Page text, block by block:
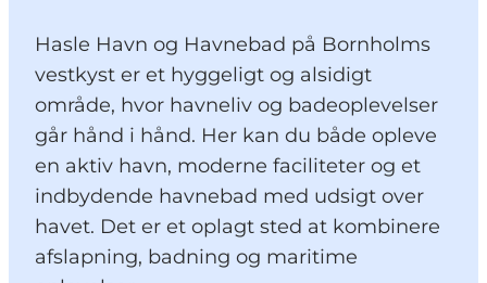
Hasle Havn og Havnebad på Bornholms
vestkyst er et hyggeligt og alsidigt
område, hvor havneliv og badeoplevelser
går hånd i hånd. Her kan du både opleve
en aktiv havn, moderne faciliteter og et
indbydende havnebad med udsigt over
havet. Det er et oplagt sted at kombinere
afslapning, badning og maritime